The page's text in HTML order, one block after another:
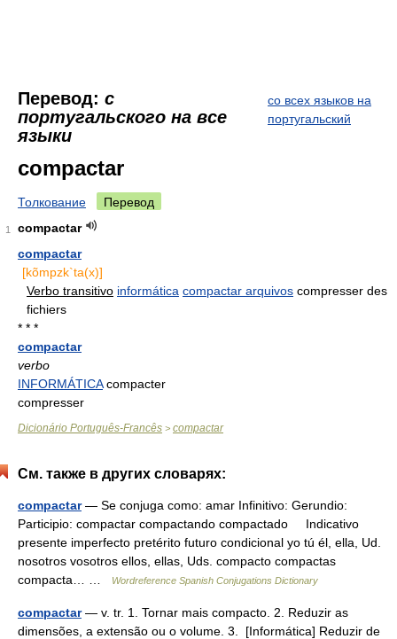
Перевод: с
португальского на все
языки
со всех языков на
португальский
compactar
Толкование Перевод
1
compactar
compactar
[kõmpzk`ta(x)]
Verbo transitivo informática compactar arquivos compresser des
fichiers
* * *
compactar
verbo
INFORMÁTICAcompacter
compresser
Dicionário Português-Francês > compactar
См. также в других словарях:
compactar— Se conjuga como: amar Infinitivo: Gerundio:
Participio: compactar compactando compactado Indicativo
presente imperfecto pretérito futuro condicional yo tú él, ella, Ud.
nosotros vosotros ellos, ellas, Uds. compacto compactas
compacta… …
Wordreference Spanish Conjugations Dictionary
compactar— v. tr. 1. Tornar mais compacto. 2. Reduzir as
dimensões, a extensão ou o volume. 3. [Informática] Reduzir de